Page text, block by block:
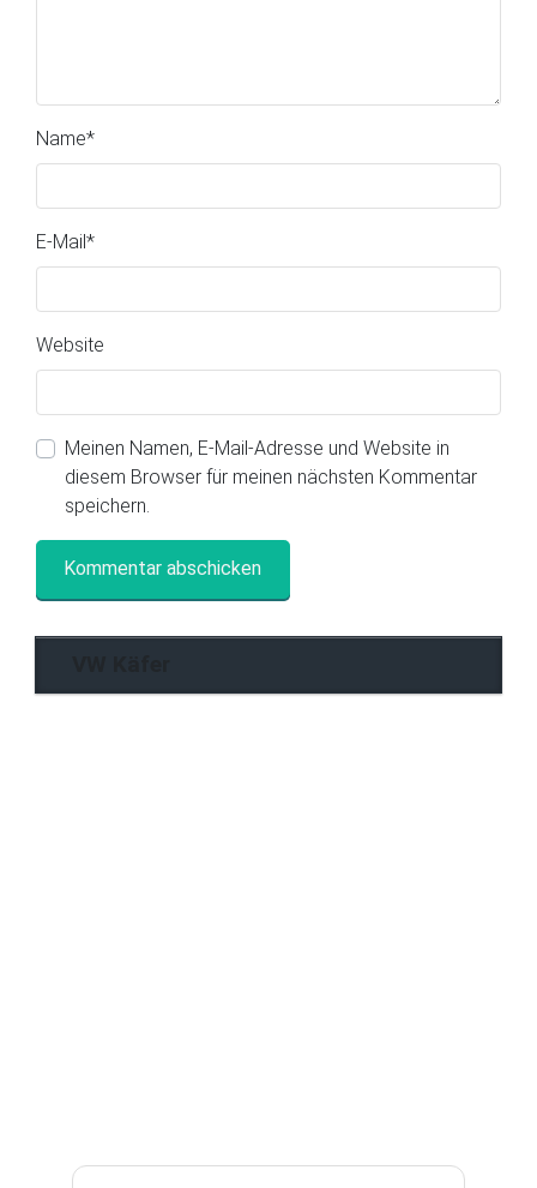
Name*
E-Mail *
Website
Meinen Namen, E-Mail-Adresse und Website in
diesem Browser für meinen nächsten Kommentar
speichern.